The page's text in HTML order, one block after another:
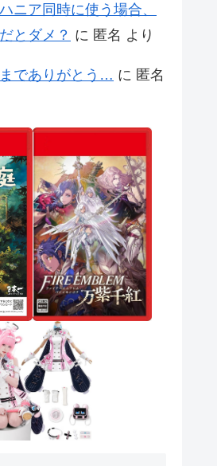
ニア同時に使う場合、
とダメ？ に 匿名 より
までありがとう… に 匿名